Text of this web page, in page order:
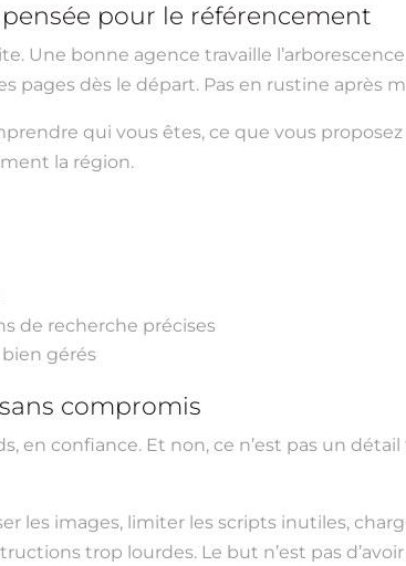
pour le référencement
Une bonne agence travaille
pages dès le départ. Pas en rustine après
qui vous êtes, ce que vous
la région.
de recherche précises
gérés
compromis
en confiance. Et non, ce n’est pas un
les images, limiter les scripts inutiles,
trop lourdes. Le but n’est pas